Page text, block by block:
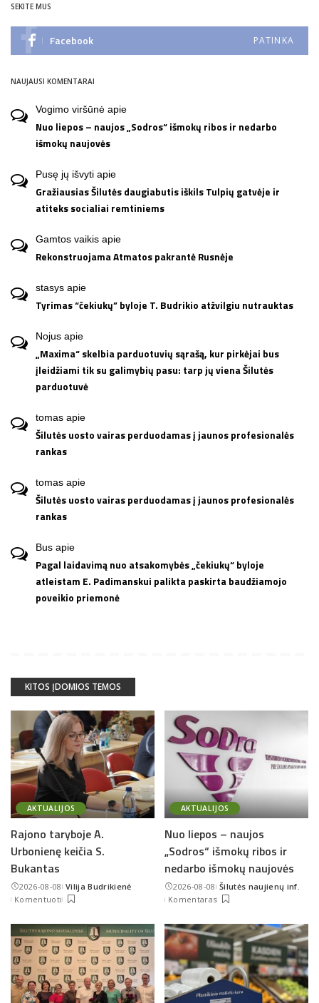
SEKITE MUS
Facebook PATINKA
NAUJAUSI KOMENTARAI
Vogimo viršūnė apie
Nuo liepos – naujos „Sodros“ išmokų ribos ir nedarbo
išmokų naujovės
Pusę jų išvyti apie
Gražiausias Šilutės daugiabutis iškils Tulpių gatvėje ir
atiteks socialiai remtiniems
Gamtos vaikis apie
Rekonstruojama Atmatos pakrantė Rusnėje
stasys apie
Tyrimas “čekiukų” byloje T. Budrikio atžvilgiu nutrauktas
Nojus apie
„Maxima“ skelbia parduotuvių sąrašą, kur pirkėjai bus
įleidžiami tik su galimybių pasu: tarp jų viena Šilutės
parduotuvė
tomas apie
Šilutės uosto vairas perduodamas į jaunos profesionalės
rankas
tomas apie
Šilutės uosto vairas perduodamas į jaunos profesionalės
rankas
Bus apie
Pagal laidavimą nuo atsakomybės „čekiukų“ byloje
atleistam E. Padimanskui palikta paskirta baudžiamojo
poveikio priemonė
KITOS ĮDOMIOS TEMOS
AKTUALIJOS
Rajono taryboje A.
Urbonienę keičia S.
Bukantas
2026-08-08Posted
by
Vilija Budrikienė
Komentuoti
AKTUALIJOS
Nuo liepos – naujos
„Sodros“ išmokų ribos ir
nedarbo išmokų naujovės
2026-08-08Posted
by
Šilutės naujienų inf.
Komentaras